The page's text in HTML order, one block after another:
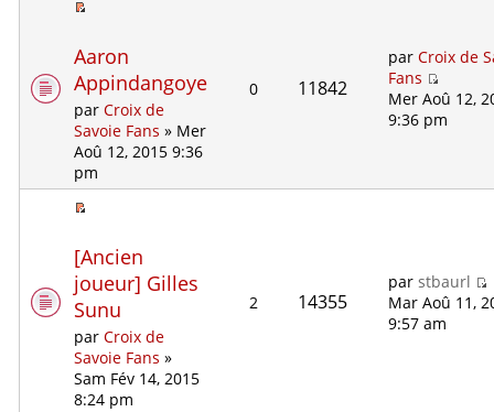
Aaron
Appindangoye
parCroix de
Savoie Fans » Mer
Aoû 12, 2015 9:36
pm
0 11842
parCroix de
Fans
Mer Aoû 12,
9:36 pm
[Ancien
joueur] Gilles
Sunu
parCroix de
Savoie Fans »
Sam Fév 14, 2015
8:24 pm
2 14355
parstbaurl
Mar Aoû 11,
9:57 am